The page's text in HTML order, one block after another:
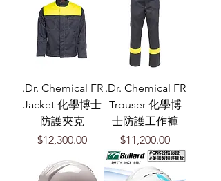
.Dr. Chemical FR
Jacket 化學博士
防護夾克
價格
$12,300.00
.Dr. Chemical FR
Trouser 化學博
士防護工作褲
價格
$11,200.00